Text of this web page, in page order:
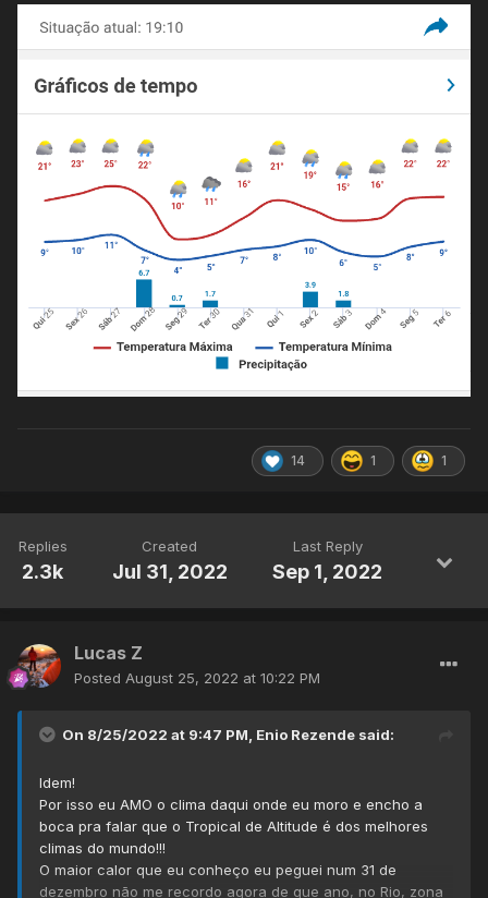
14 1 1
Replies
2.3k
Created
Jul 31, 2022
Last Reply
Sep 1, 2022
Lucas Z
Posted August 25, 2022 at 10:22 PM
On 8/25/2022 at 9:47 PM, Enio Rezende said:
Idem!
Por isso eu AMO o clima daqui onde eu moro e encho a
boca pra falar que o Tropical de Altitude é dos melhores
climas do mundo!!!
O maior calor que eu conheço eu peguei num 31 de
dezembro não me recordo agora de que ano, no Rio, zona